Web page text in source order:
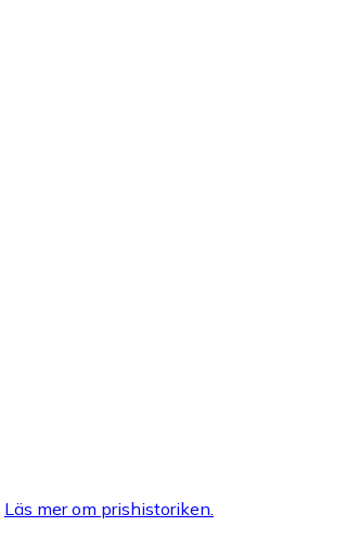
Läs mer om prishistoriken.